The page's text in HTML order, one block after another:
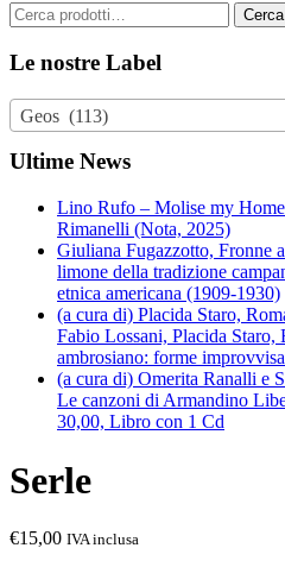
Cerca: Cerca
Le nostre Label
Geos (113)
Ultime News
Lino Rufo – Molise my
Rimanelli (Nota, 2025)
Giuliana Fugazzotto, Fronne
limone della tradizione
etnica americana (1909-1930)
(a cura di) Placida Staro,
Fabio Lossani, Placida
ambrosiano: forme
(a cura di) Omerita Ranalli e
Le canzoni di Armandino
30,00, Libro con 1 Cd
Serle
€15,00 IVA inclusa